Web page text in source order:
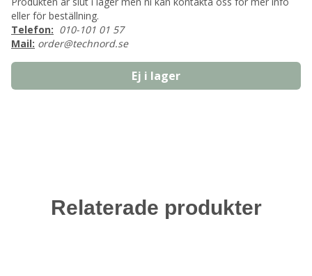
eller för beställning.
Telefon: 010-101 01 57
Mail: order@technord.se
Ej i lager
Relaterade produkter